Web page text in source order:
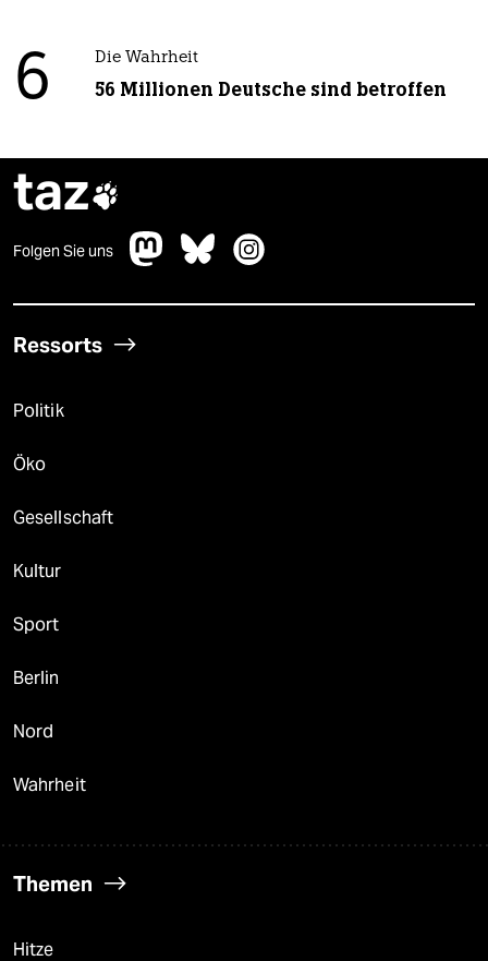
6 Die Wahrheit
56 Millionen Deutsche sind betroffen
taz
Folgen Sie uns
Ressorts
Politik
Öko
Gesellschaft
Kultur
Sport
Berlin
Nord
Wahrheit
Themen
Hitze